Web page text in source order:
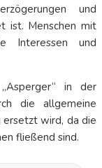
und
ist. Menschen mit
Interessen und
in der
die allgemeine
wird, da die
fließend sind.